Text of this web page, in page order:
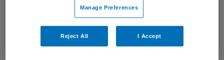
met een vlekje laten participeren. Maar ik wil
er niet aan. Dit is toch een ggz-instelling
waar we willen dat mensen geactiveerd
Manage Preferences
Reject All I Accept